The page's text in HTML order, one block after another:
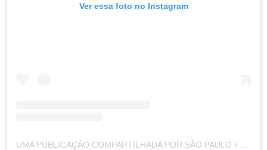
Ver essa foto no Instagram
UMA PUBLICAÇÃO COMPARTILHADA POR SÃO PAULO FUTEBOL CLUBE (@SAOPAULOFC)